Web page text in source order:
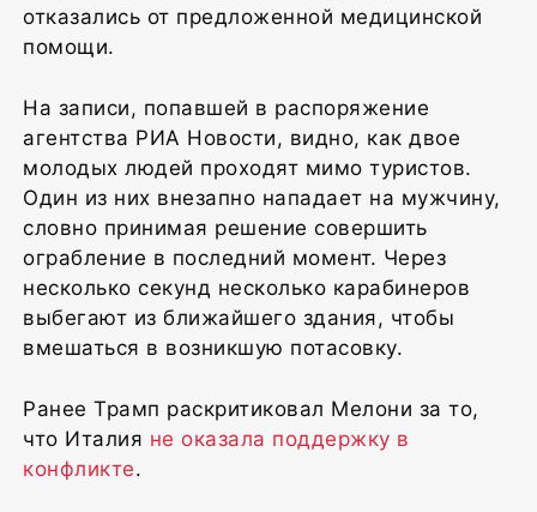
отказались от предложенной медицинской
помощи.
На записи, попавшей в распоряжение
агентства РИА Новости, видно, как двое
молодых людей проходят мимо туристов.
Один из них внезапно нападает на мужчину,
словно принимая решение совершить
ограбление в последний момент. Через
несколько секунд несколько карабинеров
выбегают из ближайшего здания, чтобы
вмешаться в возникшую потасовку.
Ранее Трамп раскритиковал Мелони за то,
что Италия не оказала поддержку в
конфликте.